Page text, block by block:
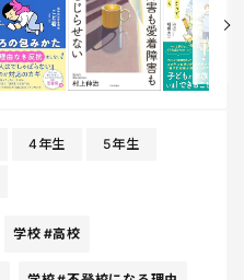
4年生 5年生
学校 #高校